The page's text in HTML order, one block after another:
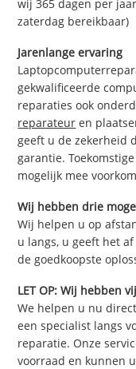
wij 365 dagen per
zaterdag bereikbaar)
Jarenlange ervaring
gekwalificeerde
reparaties ook
reparateur en
geeft u de zekerheid
garantie.
mogelijk mee
Wij hebben drie
Wij helpen u op
u langs, u geeft het
de goedkoopste
LET OP: Wij hebben
We helpen u nu
een specialist langs
reparatie. Onze
voorraad en kunnen